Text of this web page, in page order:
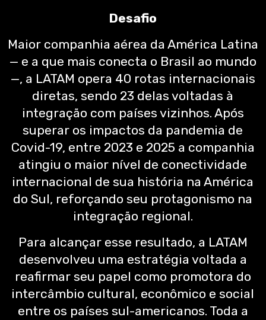
Desafio
Maior companhia aérea da América Latina
— e a que mais conecta o Brasil ao mundo
—, a LATAM opera 40 rotas internacionais
diretas, sendo 23 delas voltadas à
integração com países vizinhos. Após
superar os impactos da pandemia de
Covid-19, entre 2023 e 2025 a companhia
atingiu o maior nível de conectividade
internacional de sua história na América
do Sul, reforçando seu protagonismo na
integração regional.
Para alcançar esse resultado, a LATAM
desenvolveu uma estratégia voltada a
reafirmar seu papel como promotora do
intercâmbio cultural, econômico e social
entre os países sul-americanos. Toda a